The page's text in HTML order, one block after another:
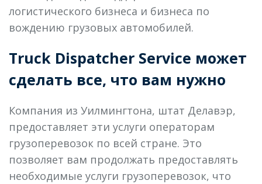
логистического бизнеса и бизнеса по
вождению грузовых автомобилей.
Truck Dispatcher Service может
сделать все, что вам нужно
Компания из Уилмингтона, штат Делавэр,
предоставляет эти услуги операторам
грузоперевозок по всей стране. Это
позволяет вам продолжать предоставлять
необходимые услуги грузоперевозок, что